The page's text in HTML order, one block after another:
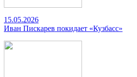
15.05.2026
Иван Пискарев покидает «Кузбасс»